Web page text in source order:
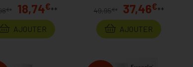
€* 18,74€**
AJOUTER
49,95€ * 37,46€**
AJOUTER